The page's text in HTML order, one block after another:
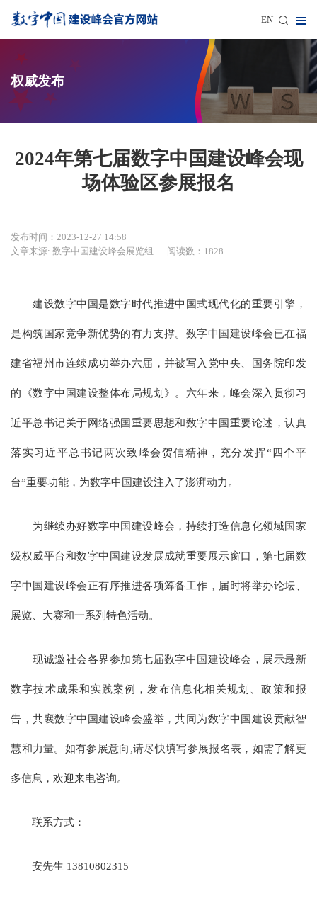
EN
权威发布
2024年第七届数字中国建设峰会现
场体验区参展报名
发布时间：2023-12-27 14:58
文章来源: 数字中国建设峰会展览组
阅读数：1828
建设数字中国是数字时代推进中国式现代化的重要引擎，
是构筑国家竞争新优势的有力支撑。数字中国建设峰会已在福
建省福州市连续成功举办六届，并被写入党中央、国务院印发
的《数字中国建设整体布局规划》。六年来，峰会深入贯彻习
近平总书记关于网络强国重要思想和数字中国重要论述，认真
落实习近平总书记两次致峰会贺信精神，充分发挥“四个平
台”重要功能，为数字中国建设注入了澎湃动力。
为继续办好数字中国建设峰会，持续打造信息化领域国家
级权威平台和数字中国建设发展成就重要展示窗口，第七届数
字中国建设峰会正有序推进各项筹备工作，届时将举办论坛、
展览、大赛和一系列特色活动。
现诚邀社会各界参加第七届数字中国建设峰会，展示最新
数字技术成果和实践案例，发布信息化相关规划、政策和报
告，共襄数字中国建设峰会盛举，共同为数字中国建设贡献智
慧和力量。如有参展意向,请尽快填写参展报名表，如需了解更
多信息，欢迎来电咨询。
联系方式：
安先生 13810802315